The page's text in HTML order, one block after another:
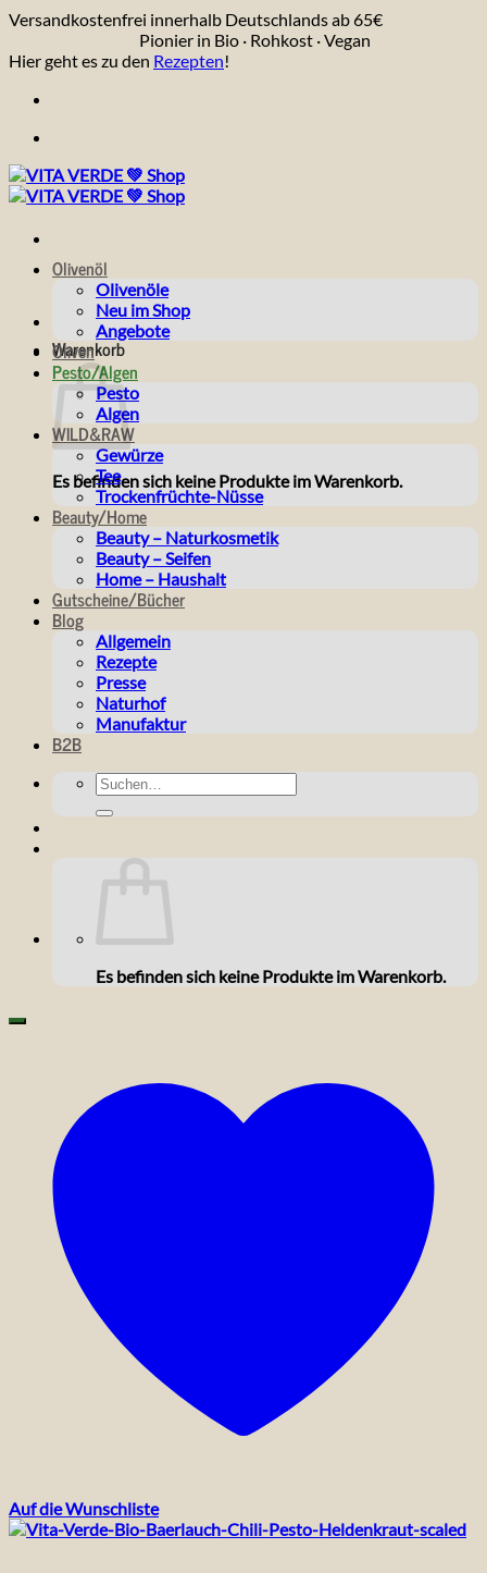
Zum
springen
Versandkostenfrei innerhalb Deutschlands ab 65€
Pionier in Bio · Rohkost · Vegan
Hier geht es zu den Rezepten!
Warenkorb
Es befinden sich keine Produkte im Warenkorb.
Olivenöl
Olivenöle
Neu im Shop
Angebote
Oliven
Pesto/Algen
Pesto
Algen
WILD&RAW
Gewürze
Tee
Trockenfrüchte-Nüsse
Beauty/Home
Beauty – Naturkosmetik
Beauty – Seifen
Home – Haushalt
Gutscheine/Bücher
Blog
Allgemein
Rezepte
Presse
Naturhof
Manufaktur
B2B
Suchen
nach:
Es befinden sich keine Produkte im Warenkorb.
Auf die Wunschliste